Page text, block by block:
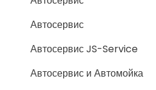
Автосервис
Автосервис JS-Service
Автосервис и Автомойка